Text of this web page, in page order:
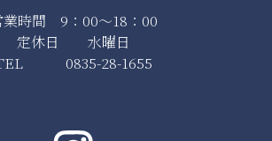
業時間 9：00～18：00
定休日 水曜日
0835-28-1655